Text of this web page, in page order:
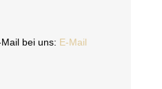
bei uns: E-Mail